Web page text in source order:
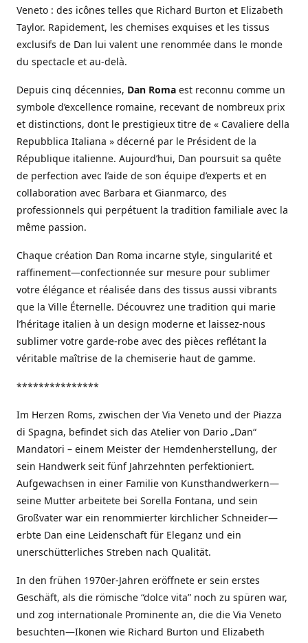
Veneto : des icônes telles que Richard Burton et Elizabeth
Taylor. Rapidement, les chemises exquises et les tissus
exclusifs de Dan lui valent une renommée dans le monde
du spectacle et au-delà.
Depuis cinq décennies, Dan Roma est reconnu comme un
symbole d’excellence romaine, recevant de nombreux prix
et distinctions, dont le prestigieux titre de « Cavaliere della
Repubblica Italiana » décerné par le Président de la
République italienne. Aujourd’hui, Dan poursuit sa quête
de perfection avec l’aide de son équipe d’experts et en
collaboration avec Barbara et Gianmarco, des
professionnels qui perpétuent la tradition familiale avec la
même passion.
Chaque création Dan Roma incarne style, singularité et
raffinement—confectionnée sur mesure pour sublimer
votre élégance et réalisée dans des tissus aussi vibrants
que la Ville Éternelle. Découvrez une tradition qui marie
l’héritage italien à un design moderne et laissez-nous
sublimer votre garde-robe avec des pièces reflétant la
véritable maîtrise de la chemiserie haut de gamme.
***************
Im Herzen Roms, zwischen der Via Veneto und der Piazza
di Spagna, befindet sich das Atelier von Dario „Dan“
Mandatori – einem Meister der Hemdenherstellung, der
sein Handwerk seit fünf Jahrzehnten perfektioniert.
Aufgewachsen in einer Familie von Kunsthandwerkern—
seine Mutter arbeitete bei Sorella Fontana, und sein
Großvater war ein renommierter kirchlicher Schneider—
erbte Dan eine Leidenschaft für Eleganz und ein
unerschütterliches Streben nach Qualität.
In den frühen 1970er-Jahren eröffnete er sein erstes
Geschäft, als die römische “dolce vita” noch zu spüren war,
und zog internationale Prominente an, die die Via Veneto
besuchten—Ikonen wie Richard Burton und Elizabeth